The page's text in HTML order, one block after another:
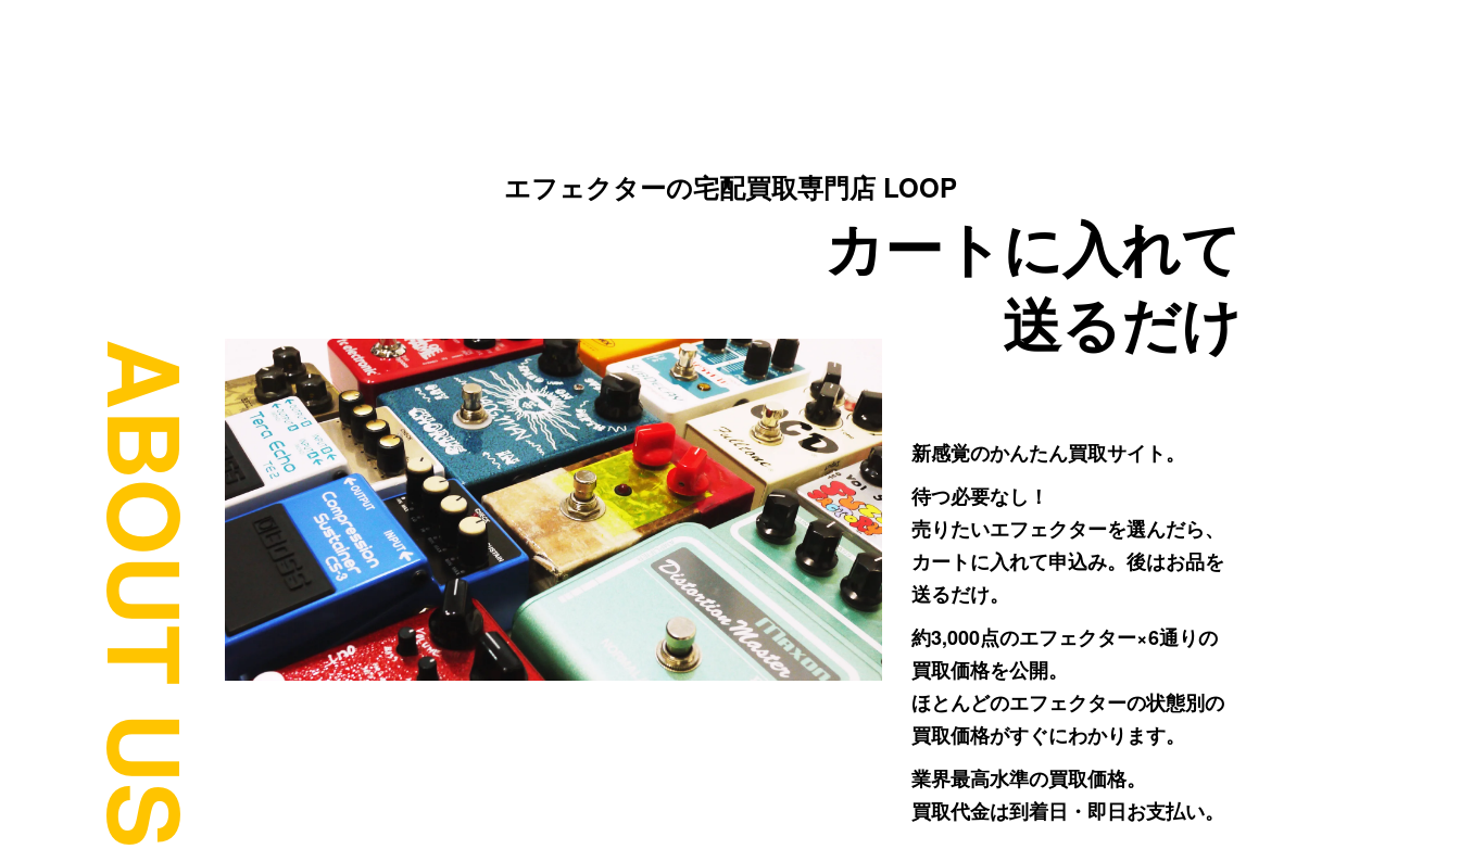
エフェクターの宅配買取専門店 LOOP
ABOUT US
カートに入れて
送るだけ
新感覚のかんたん買取サイト。
待つ必要なし！
売りたいエフェクターを選んだら、
カートに入れて申込み。後はお品を
送るだけ。
約3,000点のエフェクター×6通りの
買取価格を公開。
ほとんどのエフェクターの状態別の
買取価格がすぐにわかります。
業界最高水準の買取価格。
買取代金は到着日・即日お支払い。